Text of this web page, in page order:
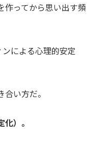
作ってから思い出す頻
による心理的安定
い方だ。
）。